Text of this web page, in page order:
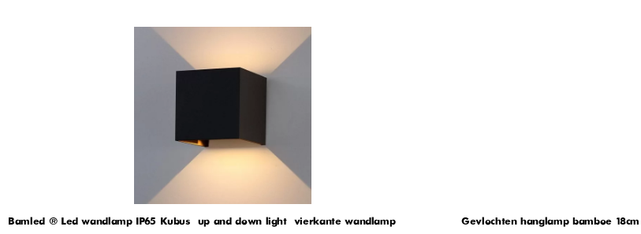
Bamled ® Led wandlamp IP65 Kubus – up and down light – vierkante wandlamp Gevlochten hanglamp bamboe 18cm